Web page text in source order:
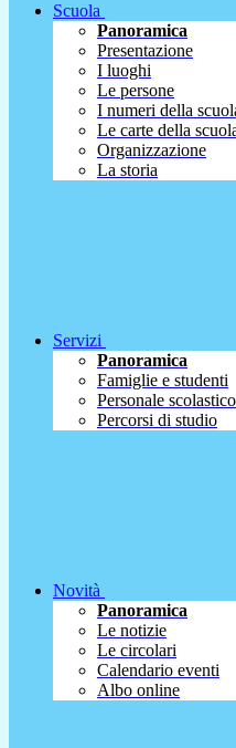
Scuola
Panoramica
Presentazione
I luoghi
Le persone
I numeri della
Le carte della
Organizzazione
La storia
Servizi
Panoramica
Famiglie e studenti
Personale scolastico
Percorsi di studio
Novità
Panoramica
Le notizie
Le circolari
Calendario eventi
Albo online